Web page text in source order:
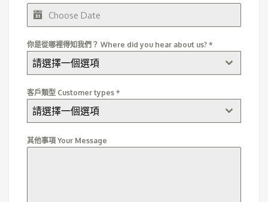
你是從哪裡得知我們？ Where did you hear about us? *
請選擇一個選項
客戶類型 Customer types *
請選擇一個選項
其他事項 Your Message